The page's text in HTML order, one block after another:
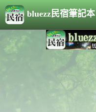
bluezz民宿筆記本